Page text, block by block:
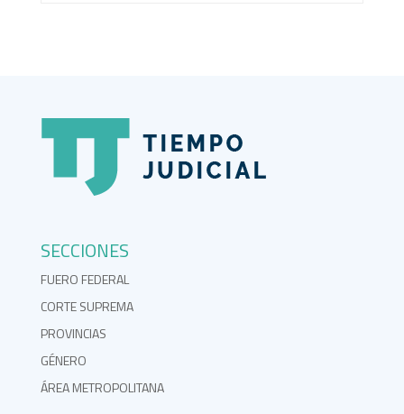
SECCIONES
FUERO FEDERAL
CORTE SUPREMA
PROVINCIAS
GÉNERO
ÁREA METROPOLITANA